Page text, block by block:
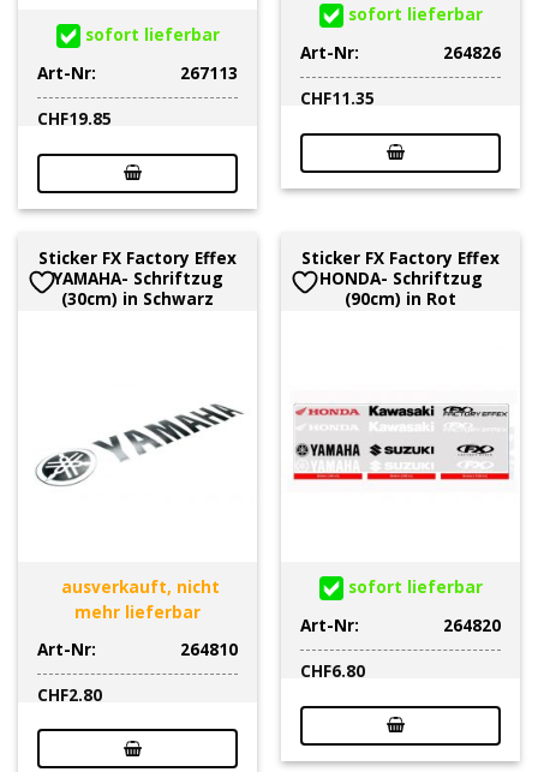
sofort lieferbar
Art-Nr:
267113
CHF19.85
sofort lieferbar
Art-Nr:
264826
CHF11.35
Sticker FX Factory Effex
YAMAHA- Schriftzug
(30cm) in Schwarz
ausverkauft, nicht
mehr lieferbar
Art-Nr:
264810
CHF2.80
Sticker FX Factory Effex
HONDA- Schriftzug
(90cm) in Rot
sofort lieferbar
Art-Nr:
264820
CHF6.80